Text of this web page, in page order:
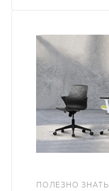
ПОЛЕЗНО ЗНАТЬ